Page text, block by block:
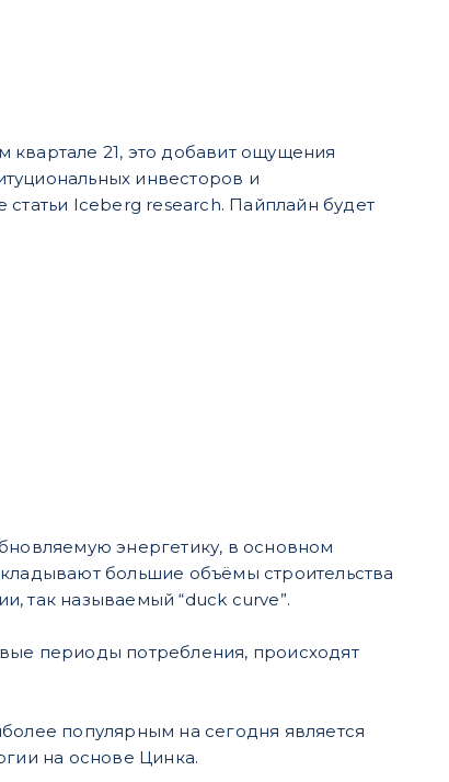
21, это добавит ощущения
инвесторов и
Iceberg research. Пайплайн будет
энергетику, в основном
большие объёмы строительства
так называемый “duck curve”.
периоды потребления, происходят
популярным на сегодня является
на основе Цинка.